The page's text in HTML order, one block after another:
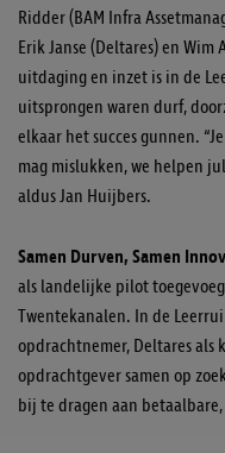
Ridder (BAM Infra
Erik Janse (Deltares) en
uitdaging en inzet is in de
uitsprongen waren durf,
elkaar het succes gunnen.
mag mislukken, we helpen
aldus Jan Huijbers.
Samen Durven, Samen
als landelijke pilot
Twentekanalen. In de
opdrachtnemer, Deltares als
opdrachtgever samen op
bij te dragen aan